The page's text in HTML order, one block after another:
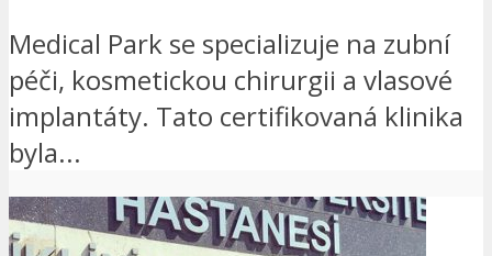
Medical Park se specializuje na zubní
péči, kosmetickou chirurgii a vlasové
implantáty. Tato certifikovaná klinika
byla...